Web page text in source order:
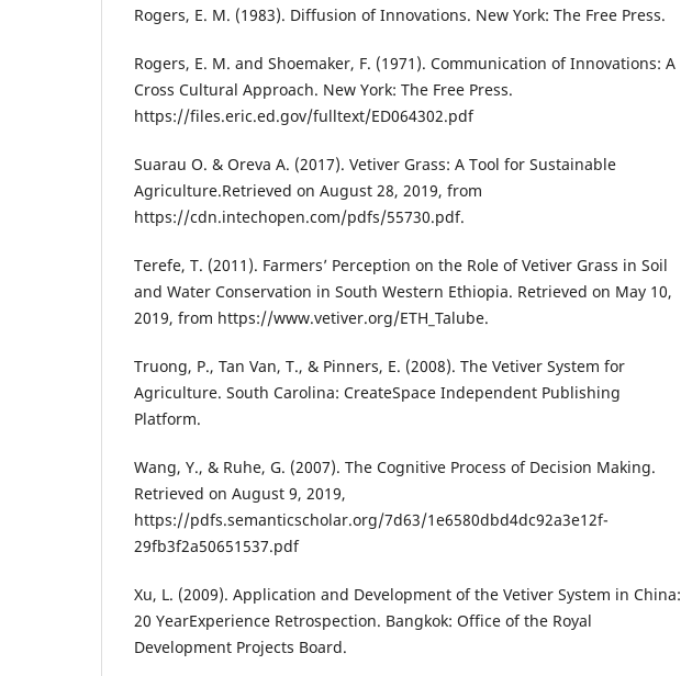
Rogers, E. M. (1983). Diffusion of Innovations. New York: The Free Press.
Rogers, E. M. and Shoemaker, F. (1971). Communication of Innovations: A
Cross Cultural Approach. New York: The Free Press.
https://files.eric.ed.gov/fulltext/ED064302.pdf
Suarau O. & Oreva A. (2017). Vetiver Grass: A Tool for Sustainable
Agriculture.Retrieved on August 28, 2019, from
https://cdn.intechopen.com/pdfs/55730.pdf.
Terefe, T. (2011). Farmers’ Perception on the Role of Vetiver Grass in Soil
and Water Conservation in South Western Ethiopia. Retrieved on May 10,
2019, from https://www.vetiver.org/ETH_Talube.
Truong, P., Tan Van, T., & Pinners, E. (2008). The Vetiver System for
Agriculture. South Carolina: CreateSpace Independent Publishing
Platform.
Wang, Y., & Ruhe, G. (2007). The Cognitive Process of Decision Making.
Retrieved on August 9, 2019,
https://pdfs.semanticscholar.org/7d63/1e6580dbd4dc92a3e12f-
29fb3f2a50651537.pdf
Xu, L. (2009). Application and Development of the Vetiver System in China:
20 YearExperience Retrospection. Bangkok: Office of the Royal
Development Projects Board.